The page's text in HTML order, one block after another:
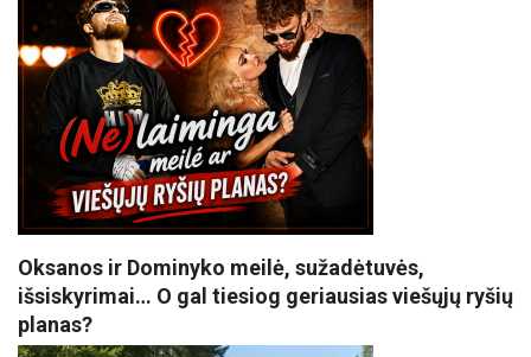
Oksanos ir Dominyko meilė, sužadėtuvės,
išsiskyrimai… O gal tiesiog geriausias viešųjų ryšių
planas?